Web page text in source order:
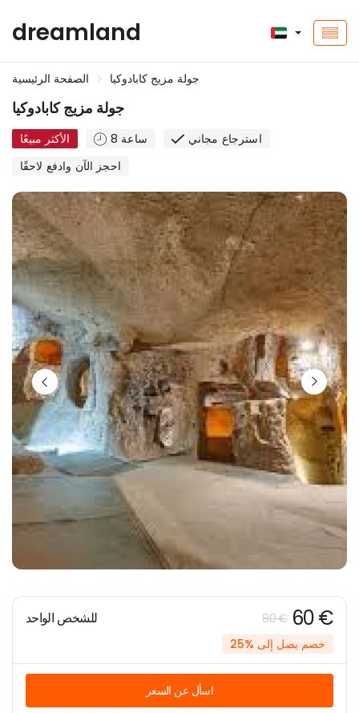
dreamland
الصفحة الرئيسية جولة مزيج كابادوكيا
جولة مزيج كابادوكيا
الأكثر مبيعًا 8 ساعة
استرجاع مجاني
احجز الآن وادفع لاحقًا
للشخص الواحد 80 € 60 €
خصم يصل إلى %25
اسأل عن السعر